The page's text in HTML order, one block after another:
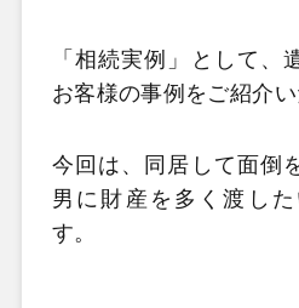
「相続実例」として、
お客様の事例をご紹介
今回は、同居して面倒
男に財産を多く渡し
す。